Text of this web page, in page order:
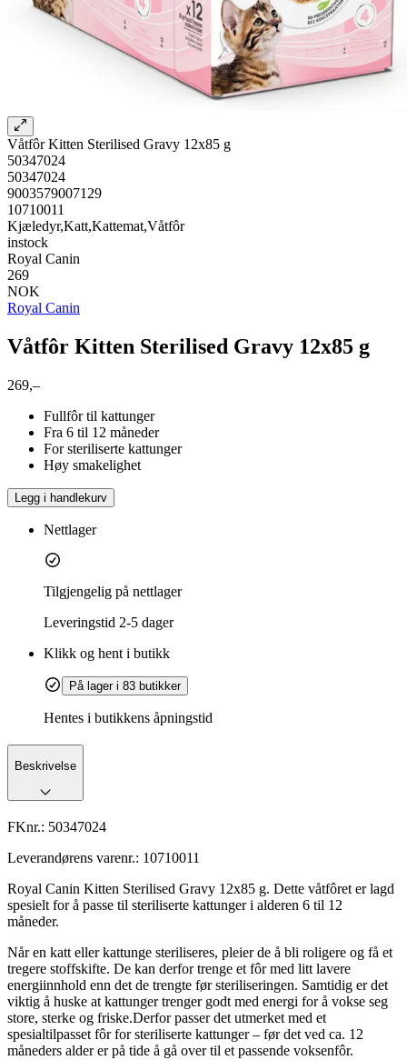
Våtfôr Kitten Sterilised Gravy 12x85 g
50347024
50347024
9003579007129
10710011
Kjæledyr,Katt,Kattemat,Våtfôr
instock
Royal Canin
269
NOK
Royal Canin
Våtfôr Kitten Sterilised Gravy 12x85 g
269,–
Fullfôr til kattunger
Fra 6 til 12 måneder
For steriliserte kattunger
Høy smakelighet
Legg i handlekurv
Nettlager
Tilgjengelig på nettlager
Leveringstid 2-5 dager
Klikk og hent i butikk
På lager i 83 butikker
Hentes i butikkens åpningstid
Beskrivelse
FKnr.: 50347024
Leverandørens varenr.: 10710011
Royal Canin Kitten Sterilised Gravy 12x85 g. Dette våtfôret er lagd
spesielt for å passe til steriliserte kattunger i alderen 6 til 12
måneder.
Når en katt eller kattunge steriliseres, pleier de å bli roligere og få et
tregere stoffskifte. De kan derfor trenge et fôr med litt lavere
energiinnhold enn det de trengte før steriliseringen. Samtidig er det
viktig å huske at kattunger trenger godt med energi for å vokse seg
store, sterke og friske.Derfor passer det utmerket med et
spesialtilpasset fôr for steriliserte kattunger – før det ved ca. 12
måneders alder er på tide å gå over til et passende voksenfôr.